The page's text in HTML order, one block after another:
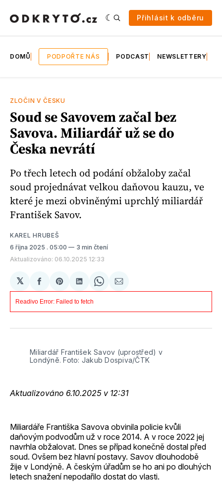
Přihlásit k odběru
DOMŮ PODPOŘTE NÁS PODCAST NEWSLETTERY
ZLOČIN V ČESKU
Soud se Savovem začal bez
Savova. Miliardář už se do
Česka nevrátí
Po třech letech od podání obžaloby začal
soud projednávat velkou daňovou kauzu, ve
které je mezi obviněnými uprchlý miliardář
František Savov.
KAREL HRUBEŠ
6 října 2025 . 05:00
3 min čtení
Aktualizováno: 06.10.2025 12:33
𝕏
Sdílet
na
Facebooku
Share
on
Pinterest
Sdílet
na
LinkedIn
Share
on
Sdílet
e-
Miliardář František Savov (uprostřed) v
Londýně. Foto: Jakub Dospiva/ČTK
Aktualizováno 6.10.2025 v 12:31
Miliardáře Františka Savova obvinila policie kvůli
daňovým podvodům už v roce 2014. A v roce 2022 jej
navrhla obžalovat. Dnes se případ konečně dostal před
soud. Ovšem bez hlavní postavy. Savov dlouhodobě
žije v Londýně. A českým úřadům se ho ani po dlouhých
letech snažení nepodařilo dostat do vlasti.